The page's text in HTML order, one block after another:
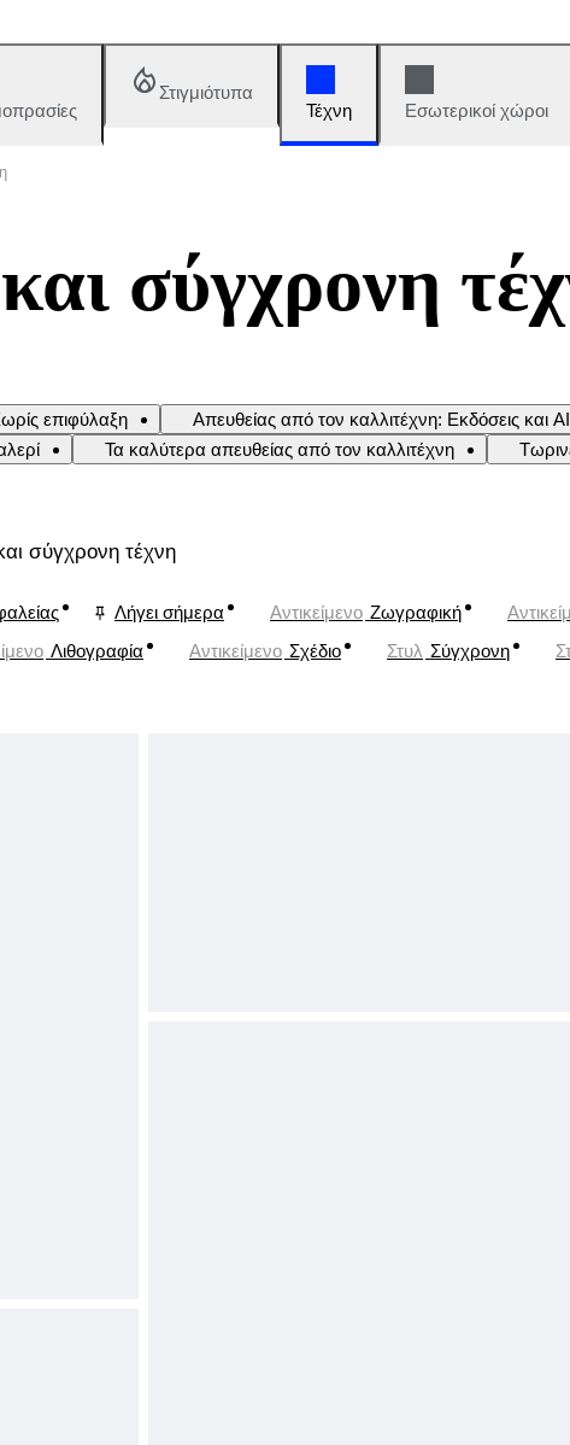
Στιγμιότυπα
Τέχνη
Εσωτερικοί χώροι
σύγχρονη
επιφύλαξη Απευθείας από τον καλλιτέχνη: Εκδόσεις και AI
Τα καλύτερα απευθείας από τον καλλιτέχνη
σύγχρονη τέχνη
Λήγει σήμερα Αντικείμενο Ζωγραφική
Λιθογραφία Αντικείμενο Σχέδιο Στυλ Σύγχρονη